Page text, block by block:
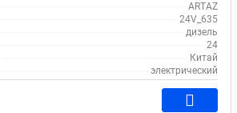
ARTAZ
24V_635
дизель
24
Китай
электрический